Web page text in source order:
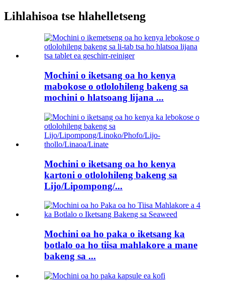
Lihlahisoa tse hlahelletseng
Mochini o iketsang oa ho kenya
mabokose o otlolohileng bakeng sa
mochini o hlatsoang lijana ...
Mochini o iketsang oa ho kenya
kartoni o otlolohileng bakeng sa
Lijo/Lipompong/...
Mochini oa ho paka o iketsang ka
botlalo oa ho tiisa mahlakore a mane
bakeng sa ...